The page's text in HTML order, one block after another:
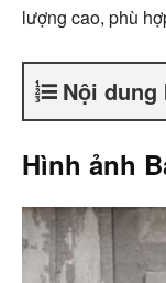
lượng cao, phù
Nội dung
Hình ảnh